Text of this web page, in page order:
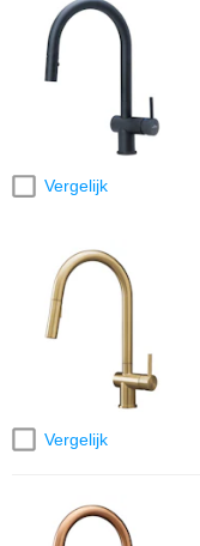
Vergelijk
Vergelijk